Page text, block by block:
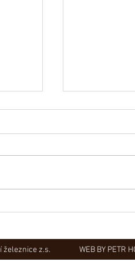
železnice z.s. WEB BY